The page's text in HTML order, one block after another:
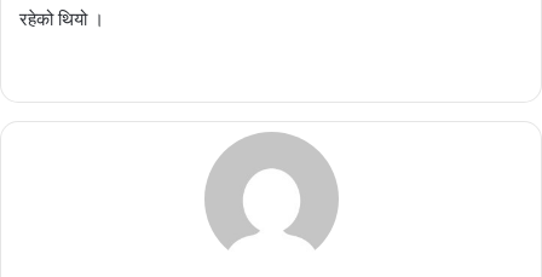
रहेको थियो ।